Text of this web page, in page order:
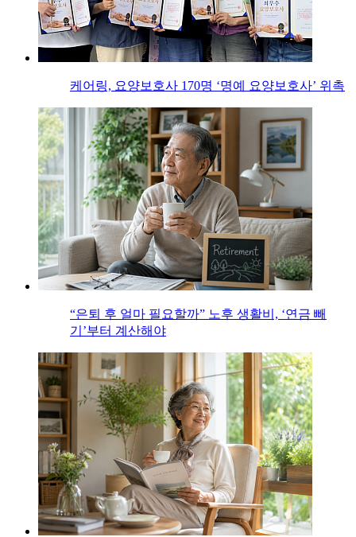
케어링, 요양보호사 170명 ‘명예 요양보호사’ 위촉
“은퇴 후 얼마 필요할까” 노후 생활비, ‘연금 빼
기’부터 계산해야